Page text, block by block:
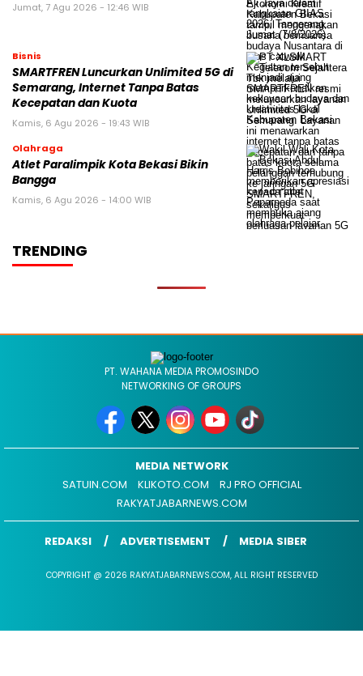
Jumat, 7 Agu 2026 - 12:46 WIB
Bisnis
SMARTFREN Luncurkan Unlimited 5G di
Semarang, Internet Tanpa Batas
Kecepatan dan Kuota
Kamis, 6 Agu 2026 - 19:43 WIB
Olahraga
Atlet Paralimpik Kota Bekasi Bikin
Bangga
Kamis, 6 Agu 2026 - 14:00 WIB
TRENDING
PT. WAHANA MEDIA PROMOSINDO
NETWORKING OF GROUPS
MEDIA NETWORK
SATUIN.COM
KLIKOTO.COM
RJ PRO OFFICIAL
RAKYATJABARNEWS.COM
REDAKSI ADVERTISEMENT MEDIA SIBER
COPYRIGHT @ 2026 RAKYATJABARNEWS.COM, ALL RIGHT RESERVED